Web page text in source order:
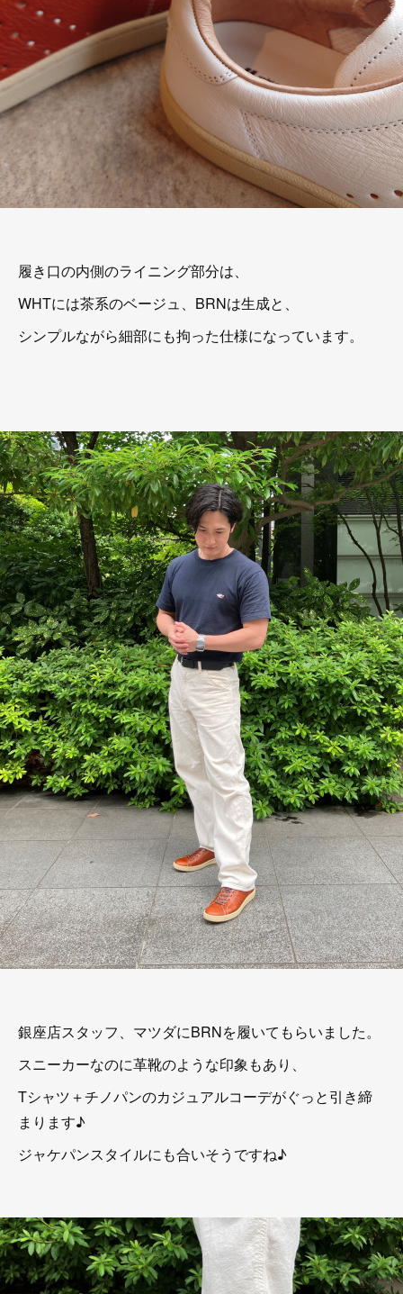
履き口の内側のライニング部分は、
WHTには茶系のベージュ、BRNは生成と、
シンプルながら細部にも拘った仕様になっています。
銀座店スタッフ、マツダにBRNを履いてもらいました。
スニーカーなのに革靴のような印象もあり、
Tシャツ＋チノパンのカジュアルコーデがぐっと引き締
まります♪
ジャケパンスタイルにも合いそうですね♪